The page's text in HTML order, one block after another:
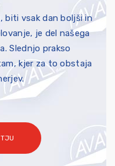
biti vsak dan boljši in
je del našega
Slednjo prakso
kjer za to obstaja